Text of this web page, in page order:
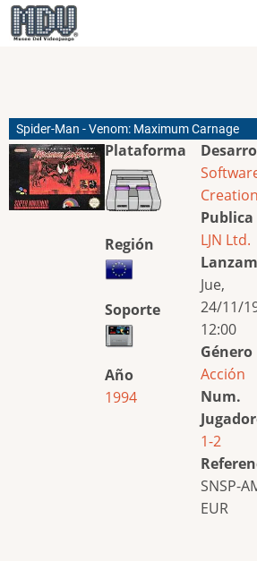
Pasar
al
Spider-Man - Venom: Maximum Carnage
Plataforma
Región
Soporte
Año
1994
Publica
LJN Ltd.
Jue,
24/11/
12:00
Género
Acción
Num.
1-2
SNSP-
EUR